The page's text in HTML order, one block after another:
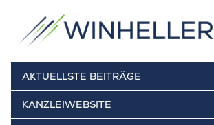
AKTUELLSTE BEITRÄGE
KANZLEIWEBSITE